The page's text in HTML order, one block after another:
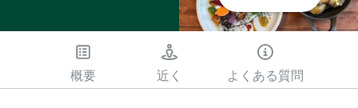
概要 近く よくある質問